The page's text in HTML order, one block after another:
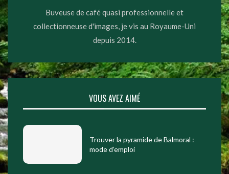
Buveuse de café quasi professionnelle et
collectionneuse d'images, je vis au Royaume-Uni
depuis 2014.
VOUS AVEZ AIMÉ
Trouver la pyramide de Balmoral :
mode d’emploi